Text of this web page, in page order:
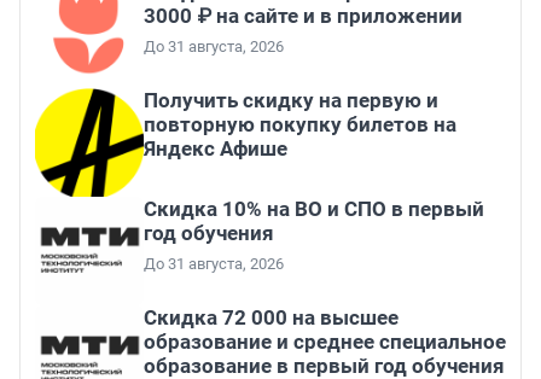
3000 ₽ на сайте и в приложении
До 31 августа, 2026
Получить скидку на первую и
повторную покупку билетов на
Яндекс Афише
Скидка 10% на ВО и СПО в первый
год обучения
До 31 августа, 2026
Скидка 72 000 на высшее
образование и среднее специальное
образование в первый год обучения